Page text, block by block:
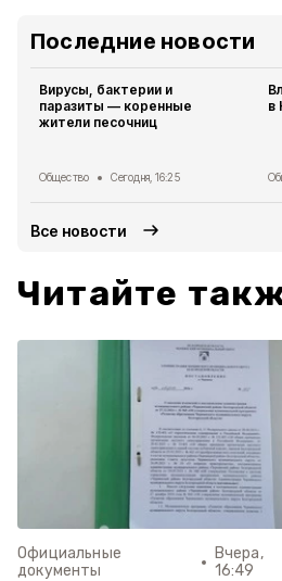
Последние новости
Вирусы, бактерии и
паразиты — коренные
жители песочниц
Общество Сегодня, 16:25
в
Все новости
Читайте
Официальные
документы
Вчера,
16:49